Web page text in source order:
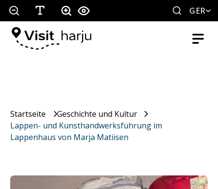
GER
Startseite
Geschichte und Kultur
Lappen- und Kunsthandwerksführung im
Lappenhaus von Marja Matiisen